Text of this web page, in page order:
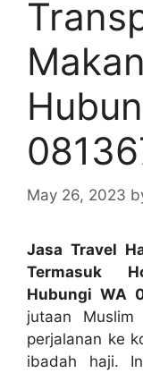
May 26, 2023
Jasa Travel
Termasuk
Hubungi WA
jutaan
perjalanan ke
ibadah haji.